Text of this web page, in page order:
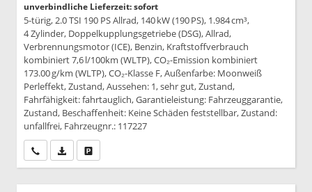
unverbindliche Lieferzeit: sofort
5-türig, 2.0 TSI 190 PS Allrad, 140 kW (190 PS), 1.984 cm³,
4 Zylinder, Doppelkupplungsgetriebe (DSG), Allrad,
Verbrennungsmotor (ICE), Benzin, Kraftstoffverbrauch
kombiniert 7,6 l/100km (WLTP), CO₂-Emission kombiniert
173.00 g/km (WLTP), CO₂-Klasse F, Außenfarbe: Moonweiß
Perleffekt, Zustand, Aussehen: 1, sehr gut, Zustand,
Fahrfähigkeit: fahrtauglich, Garantieleistung: Fahrzeuggarantie,
Zustand, Beschaffenheit: Keine Schäden feststellbar, Zustand:
unfallfrei, Fahrzeugnr.: 117227
Wir rufen Sie anPDF-Datei, Fahrzeugexposé drucken